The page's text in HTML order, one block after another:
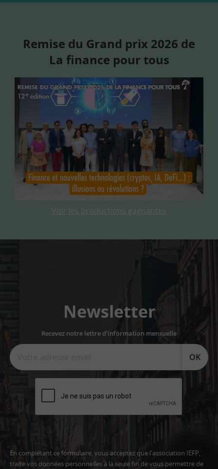
Remise du Grand prix 2026 de
La finance pour tous
Voir les productions gagnantes
Newsletter
Recevez notre lettre d'information mensuelle
OK
En complétant ce formulaire, vous acceptez que l'association IEFP,
traite vos données personnelles à la seule fin de vous permettre de